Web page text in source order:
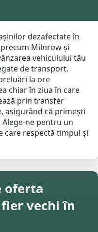
dezafectate în
Milnrow și
vehiculului tău
de transport.
la ore
chiar în ziua în care
prin transfer
asigurând că primești
ne pentru un
care respectă timpul și
oferta
vechi în